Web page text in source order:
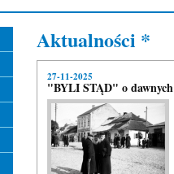
Aktualności *
27-11-2025
"BYLI STĄD" o dawnych